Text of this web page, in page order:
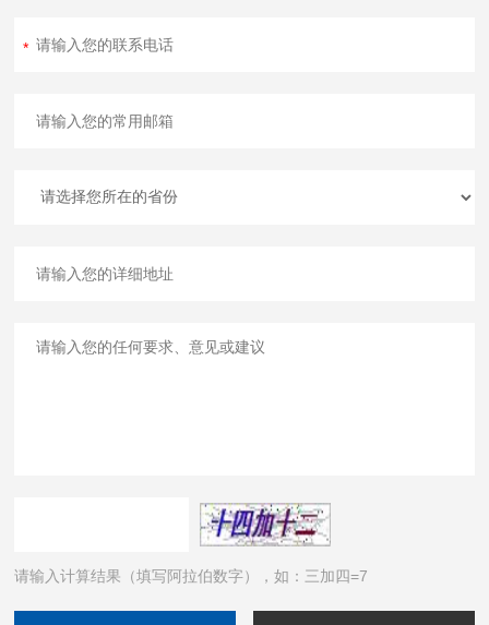
请输入计算结果（填写阿拉伯数字），如：三加四=7